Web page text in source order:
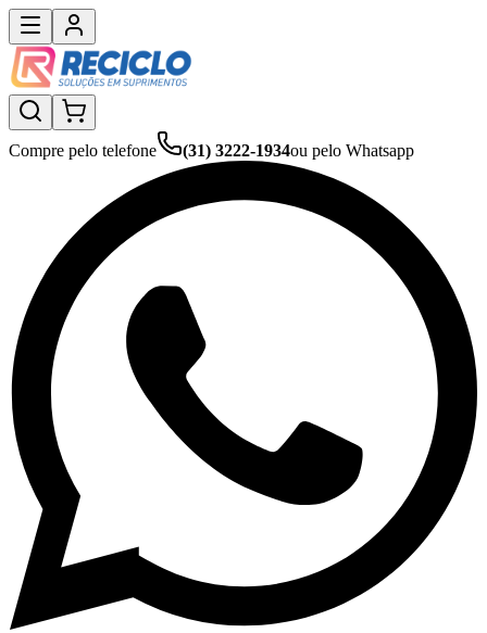
Compre pelo telefone (31) 3222-1934ou pelo Whatsapp